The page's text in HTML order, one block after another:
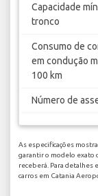
Capacidade
tronco
Consumo de
em condução
100 km
Número de
As especificações
garantir o modelo exato
receberá. Para detalhes
carros em Catania